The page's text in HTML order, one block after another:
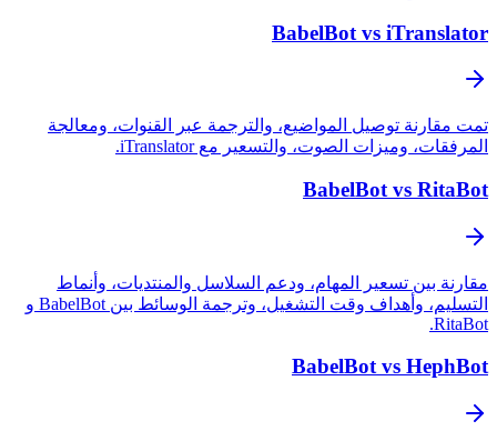
BabelBot vs iTranslator
تمت مقارنة توصيل المواضيع، والترجمة عبر القنوات، ومعالجة
المرفقات، وميزات الصوت، والتسعير مع iTranslator.
BabelBot vs RitaBot
مقارنة بين تسعير المهام، ودعم السلاسل والمنتديات، وأنماط
التسليم، وأهداف وقت التشغيل، وترجمة الوسائط بين BabelBot و
RitaBot.
BabelBot vs HephBot